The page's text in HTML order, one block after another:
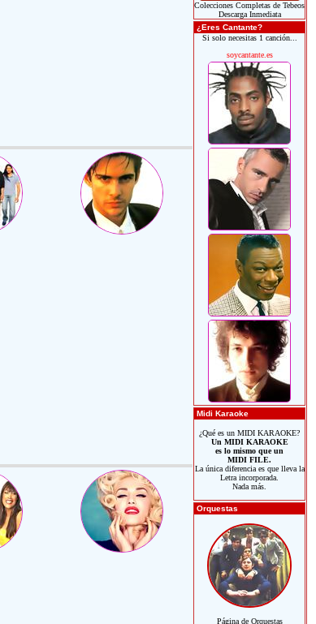
Colecciones Completas de Tebeos
Descarga Inmediata
¿Eres Cantante?
Si solo necesitas 1 canción...
soycantante.es
Midi Karaoke
¿Qué es un MIDI KARAOKE?
Un MIDI KARAOKE
es lo mismo que un
MIDI FILE.
La única diferencia es que lleva la
Letra incorporada.
Nada más.
Orquestas
Página de Orquestas